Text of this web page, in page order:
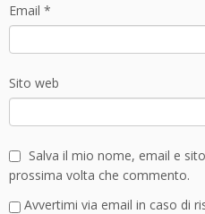
Email *
Sito web
Salva il mio nome, email e
prossima volta che commento.
Avvertimi via email in caso di